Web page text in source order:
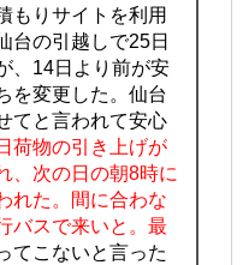
もりサイトを利用
台の引越しで25日
、14日より前が安
を変更した。仙台
てと言われて安心
荷物の引き上げが
、次の日の朝8時に
れた。間に合わな
バスで来いと。最
てこないと言った